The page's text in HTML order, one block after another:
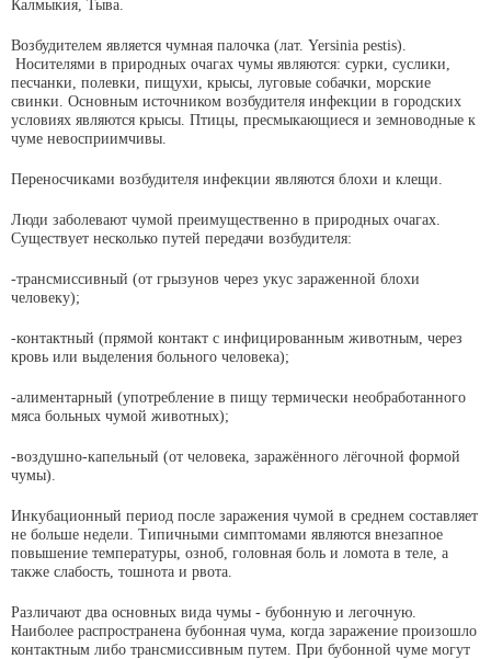
Калмыкия, Тыва.
Возбудителем является чумная палочка (лат. Yersinia pestis).
Носителями в природных очагах чумы являются: сурки, суслики,
песчанки, полевки, пищухи, крысы, луговые собачки, морские
свинки. Основным источником возбудителя инфекции в городских
условиях являются крысы. Птицы, пресмыкающиеся и земноводные к
чуме невосприимчивы.
Переносчиками возбудителя инфекции являются блохи и клещи.
Люди заболевают чумой преимущественно в природных очагах.
Существует несколько путей передачи возбудителя:
-трансмиссивный (от грызунов через укус зараженной блохи
человеку);
-контактный (прямой контакт с инфицированным животным, через
кровь или выделения больного человека);
-алиментарный (употребление в пищу термически необработанного
мяса больных чумой животных);
-воздушно-капельный (от человека, заражённого лёгочной формой
чумы).
Инкубационный период после заражения чумой в среднем составляет
не больше недели. Типичными симптомами являются внезапное
повышение температуры, озноб, головная боль и ломота в теле, а
также слабость, тошнота и рвота.
Различают два основных вида чумы - бубонную и легочную.
Наиболее распространена бубонная чума, когда заражение произошло
контактным либо трансмиссивным путем. При бубонной чуме могут